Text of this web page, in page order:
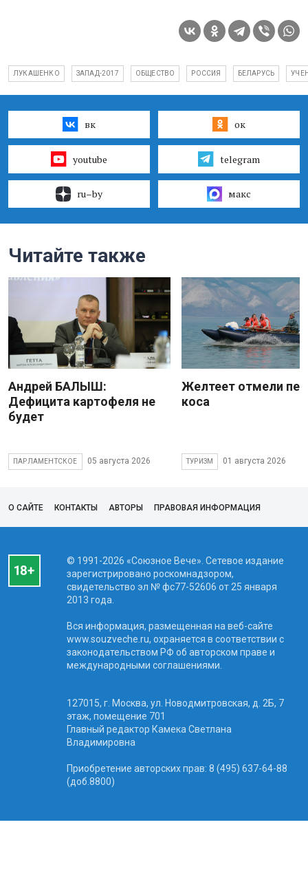
ЛУКАШЕНКО ЗАПАД-2017 ОБЩЕСТВО РОССИЯ БЕЛАРУСЬ
вк ок
youtube telegram
ru–by макс
Читайте также
Андрей БАЛЫШ:
Дефицита картофеля не
будет
ПАРЛАМЕНТСКОЕ 05 августа 2026
Желтеет отмели
коса
ТУРИЗМ 01 августа 2026
О САЙТЕ КОНТАКТЫ АВТОРЫ ПРАВОВАЯ ИНФОРМАЦИЯ
© 1991-2026 «Союзное Вече». Сетевое издание
зарегистрировано роскомнадзором,
свидетельство эл № фc77-52606 от 25 января
2013 года.
Вся информация, размещенная на веб-сайте
www.souzveche.ru, охраняется в соответствии с
законодательством РФ об авторском праве и
международными соглашениями.
127015, г. Москва, ул. Новодмитровская, д. 2Б, 7
этаж, помещение 701
Главный редактор Камека Светлана
Владимировна
Приобретение авторских прав: 8 (495) 637-64-88
(доб.8800)